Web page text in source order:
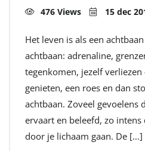
476 Views 15 dec
Het leven is als een
achtbaan: adrenaline,
tegenkomen, jezelf
genieten, een roes en dan
achtbaan. Zoveel gevoelens
ervaart en beleefd, zo
door je lichaam gaan. De […]